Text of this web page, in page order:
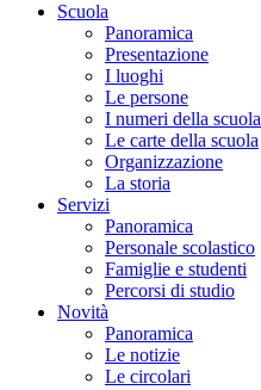
Scuola
Panoramica
Presentazione
I luoghi
Le persone
I numeri della scuola
Le carte della scuola
Organizzazione
La storia
Servizi
Panoramica
Personale scolastico
Famiglie e studenti
Percorsi di studio
Novità
Panoramica
Le notizie
Le circolari